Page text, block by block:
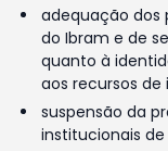
adequação dos
do Ibram e de
quanto à
aos recursos de
suspensão da
institucionais